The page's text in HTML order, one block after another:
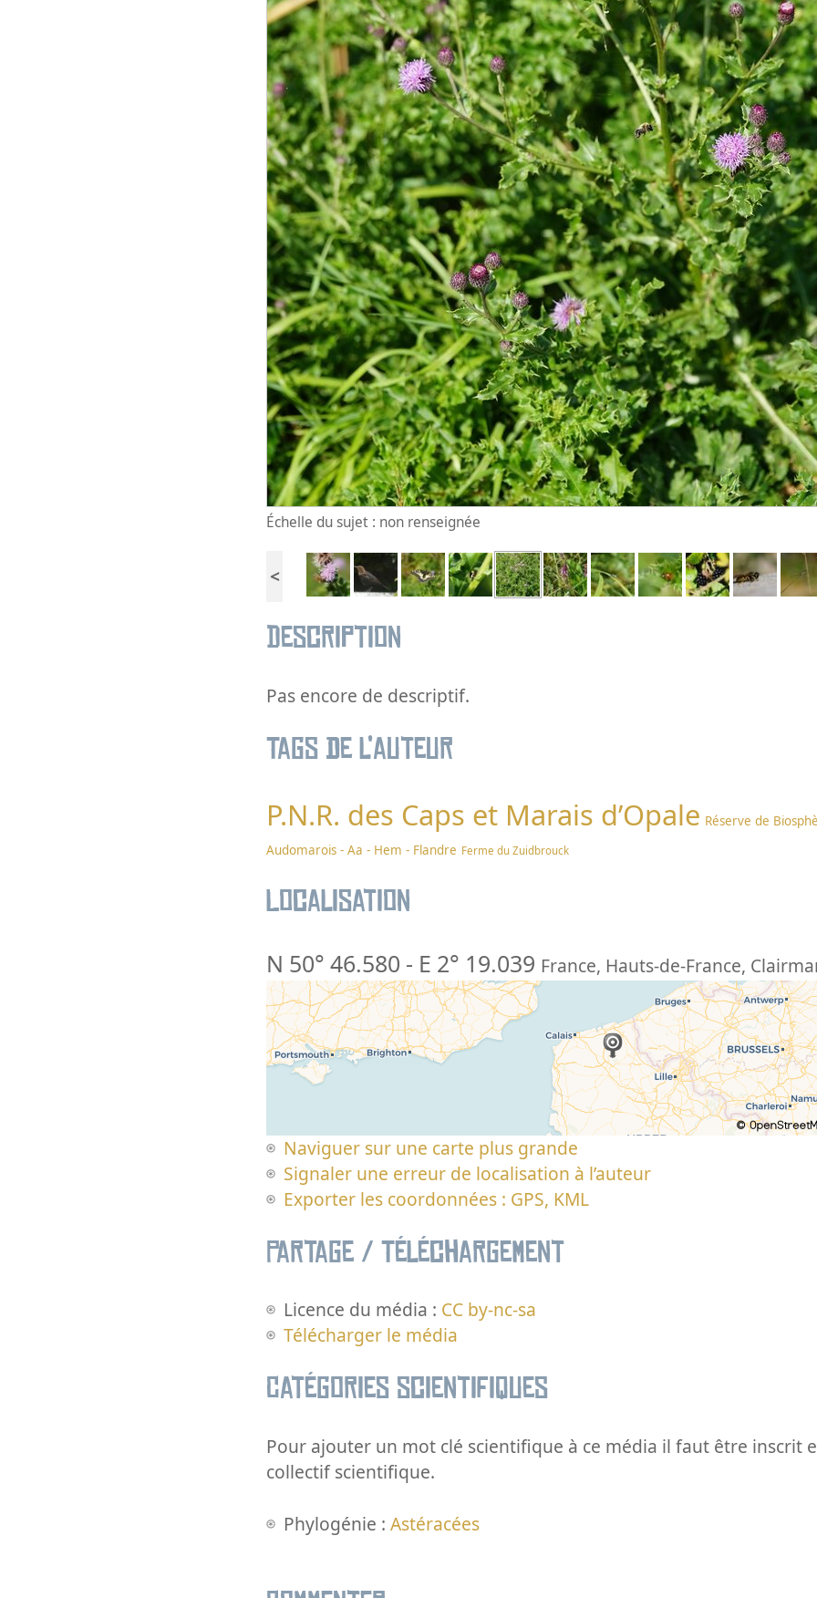
Échelle du sujet : non renseignée
<
Description
Pas encore de descriptif.
Tags de l’auteur
P.N.R. des Caps et Marais d’Opale Réserve de
Audomarois - Aa - Hem - Flandre Ferme du Zuidbrouck
Localisation
N 50° 46.580 - E 2° 19.039 France, Hauts-de-France,
Naviguer sur une carte plus grande
Signaler une erreur de localisation à l’auteur
Exporter les coordonnées : GPS, KML
Partage / Téléchargement
Licence du média : CC by-nc-sa
Télécharger le média
Catégories scientifiques
Pour ajouter un mot clé scientifique à ce média il faut être inscrit
collectif scientifique.
Phylogénie :Astéracées